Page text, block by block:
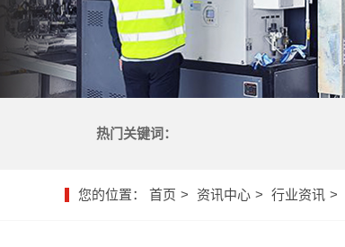
热门关键词：
您的位置： 首页 资讯中心 行业资讯